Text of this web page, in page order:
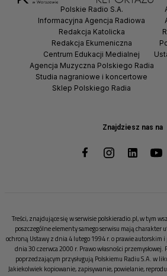
Znajdziesz nas na
Polskie Radio S.A.
Informacyjna Agencja Radiowa
Redakcja Katolicka
Redakcja Ekumeniczna
Centrum Edukacji Medialnej
Agencja Muzyczna Polskiego Radia
Studia nagraniowe i koncertowe
Sklep Polskiego Radia
Treści, znajdujące się w serwisie polskieradio.pl, w tym
poszczególne elementy samego serwisu mają
ochroną Ustawy z dnia 4 lutego 1994 r. o prawie autorskim
dnia 30 czerwca 2000 r. Prawo własności
poprzedzającym przysługują Polskiemu Radiu S.A. w
Jakiekolwiek kopiowanie, zapisywanie, powielanie,